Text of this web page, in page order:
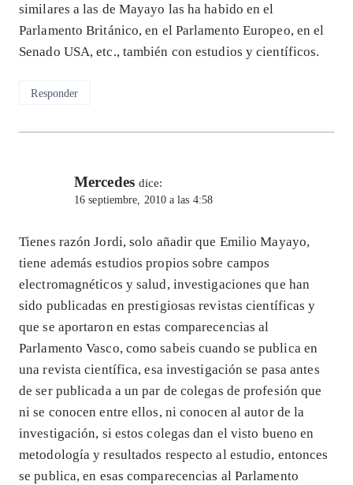
similares a las de Mayayo las ha habido en el
Parlamento Británico, en el Parlamento Europeo, en el
Senado USA, etc., también con estudios y científicos.
Responder
Mercedes dice:
16 septiembre, 2010 a las 4:58
Tienes razón Jordi, solo añadir que Emilio Mayayo,
tiene además estudios propios sobre campos
electromagnéticos y salud, investigaciones que han
sido publicadas en prestigiosas revistas científicas y
que se aportaron en estas comparecencias al
Parlamento Vasco, como sabeis cuando se publica en
una revista científica, esa investigación se pasa antes
de ser publicada a un par de colegas de profesión que
ni se conocen entre ellos, ni conocen al autor de la
investigación, si estos colegas dan el visto bueno en
metodología y resultados respecto al estudio, entonces
se publica, en esas comparecencias al Parlamento